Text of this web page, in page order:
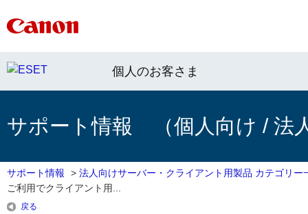
個人のお客さま
サポート情報 （個人向け / 法
サポート情報 > 法人向けサーバー・クライアント用製品 カテゴリー
ご利用でクライアント用...
戻る